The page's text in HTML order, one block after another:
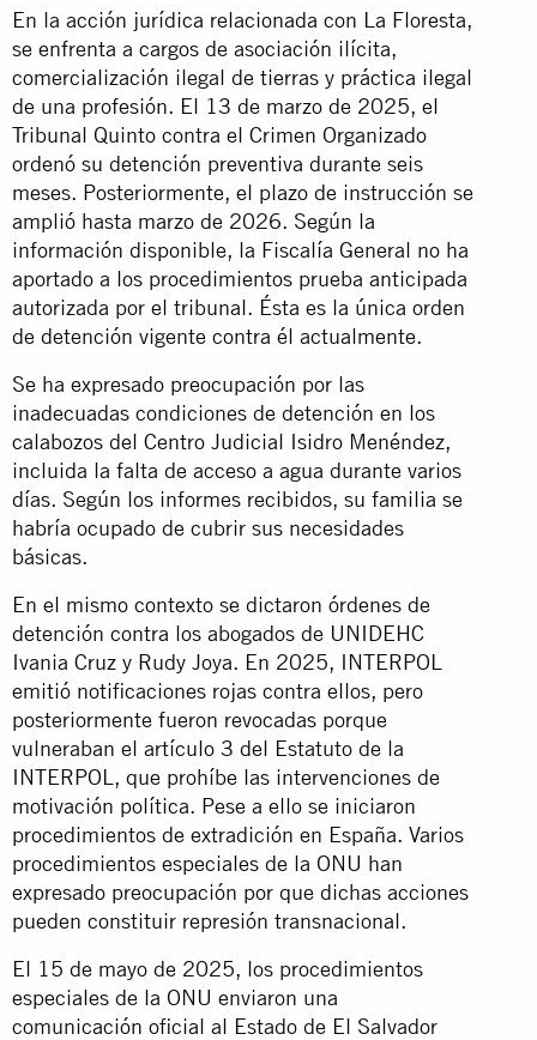
En la acción jurídica relacionada con La Floresta,
se enfrenta a cargos de asociación ilícita,
comercialización ilegal de tierras y práctica ilegal
de una profesión. El 13 de marzo de 2025, el
Tribunal Quinto contra el Crimen Organizado
ordenó su detención preventiva durante seis
meses. Posteriormente, el plazo de instrucción se
amplió hasta marzo de 2026. Según la
información disponible, la Fiscalía General no ha
aportado a los procedimientos prueba anticipada
autorizada por el tribunal. Ésta es la única orden
de detención vigente contra él actualmente.
Se ha expresado preocupación por las
inadecuadas condiciones de detención en los
calabozos del Centro Judicial Isidro Menéndez,
incluida la falta de acceso a agua durante varios
días. Según los informes recibidos, su familia se
habría ocupado de cubrir sus necesidades
básicas.
En el mismo contexto se dictaron órdenes de
detención contra los abogados de UNIDEHC
Ivania Cruz y Rudy Joya. En 2025, INTERPOL
emitió notificaciones rojas contra ellos, pero
posteriormente fueron revocadas porque
vulneraban el artículo 3 del Estatuto de la
INTERPOL, que prohíbe las intervenciones de
motivación política. Pese a ello se iniciaron
procedimientos de extradición en España. Varios
procedimientos especiales de la ONU han
expresado preocupación por que dichas acciones
pueden constituir represión transnacional.
El 15 de mayo de 2025, los procedimientos
especiales de la ONU enviaron una
comunicación oficial al Estado de El Salvador